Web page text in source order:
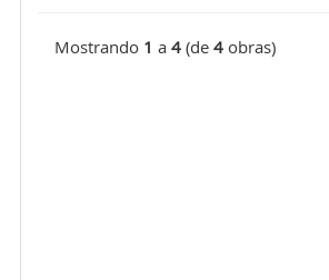
Mostrando 1 a 4 (de 4 obras)